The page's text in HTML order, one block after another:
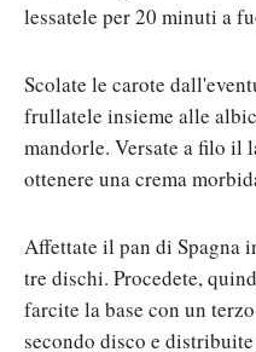
lessatele per 20 minuti a
Scolate le carote
frullatele insieme alle
mandorle. Versate a filo il
ottenere una crema
Affettate il pan di Spagna
tre dischi. Procedete,
farcite la base con un
secondo disco e